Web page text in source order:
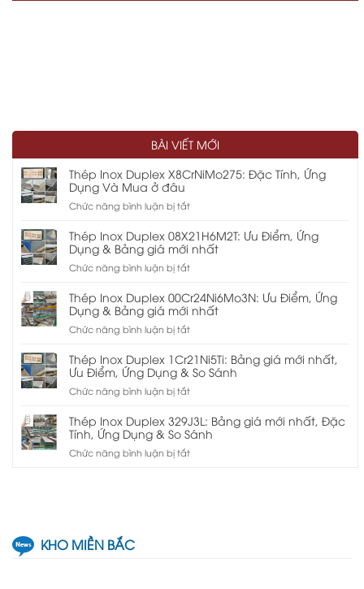
BÀI VIẾT MỚI
Thép Inox Duplex X8CrNiMo275: Đặc Tính, Ứng
Dụng Và Mua ở đâu
Chức năng bình luận bị tắtở
Inox
Duplex
X8CrNiMo275:
Đặc
Ứng
Dụng
Và
ở
đâu
Thép Inox Duplex 08X21H6M2T: Ưu Điểm, Ứng
Dụng & Bảng giá mới nhất
Chức năng bình luận bị tắtở
Inox
Duplex
08X21H6M2T:
Ưu
Ứng
Dụng
&
giá
mới
nhất
Thép Inox Duplex 00Cr24Ni6Mo3N: Ưu Điểm, Ứng
Dụng & Bảng giá mới nhất
Chức năng bình luận bị tắtở
Inox
Duplex
00Cr24Ni6Mo3N:
Ưu
Ứng
Dụng
&
Thép Inox Duplex 1Cr21Ni5Ti: Bảng giá mới nhất,
Ưu Điểm, Ứng Dụng & So Sánh
Chức năng bình luận bị tắtở
Inox
Duplex
1Cr21Ni5Ti:
Bảng
Thép Inox Duplex 329J3L: Bảng giá mới nhất, Đặc
Tính, Ứng Dụng & So Sánh
Chức năng bình luận bị tắtở
KHO MIỀN BẮC